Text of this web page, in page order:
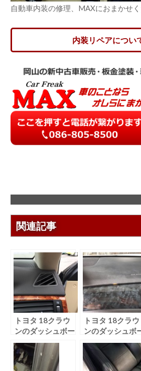
自動車内装の修理、MAXにおまかせく
内装リペアについ
関連記事
トヨタ 18クラウ
ンのダッシュボー
ド ヒビ割れ補修
トヨタ 18クラウ
ンのダッシュボ
ドリペア編